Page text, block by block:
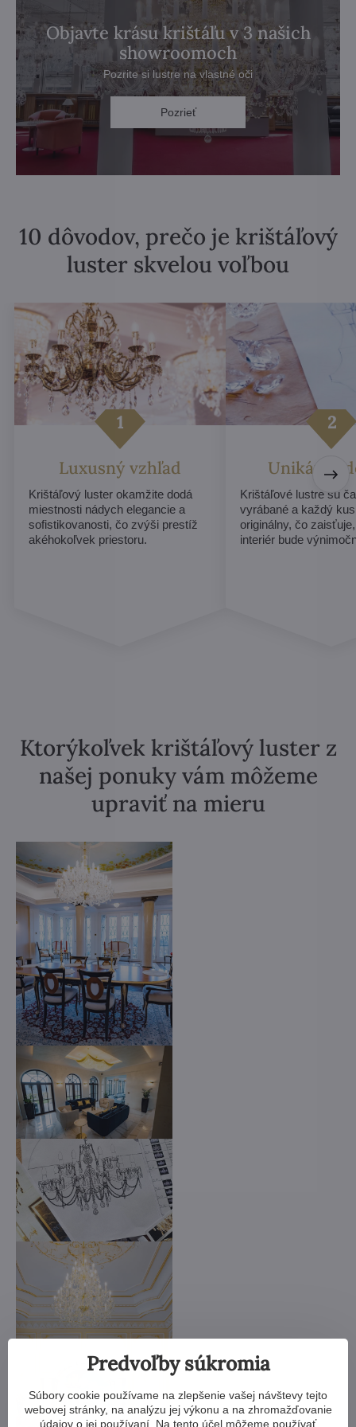
Objavte krásu krištáľu v 3 našich
showroomoch
Pozrite si lustre na vlastné oči
Pozrieť
10 dôvodov, prečo je krištáľový
luster skvelou voľbou
Luxusný vzhľad
Krištáľový luster okamžite dodá
miestnosti nádych elegancie a
sofistikovanosti, čo zvýši prestíž
akéhokoľvek priestoru.
Unikátny
Krištáľové lustre sú
vyrábané a každý
originálny, čo
interiér bude
Ktorýkoľvek krištáľový luster z
našej ponuky vám môžeme
upraviť na mieru
Predvoľby súkromia
Súbory cookie používame na zlepšenie vašej návštevy tejto
webovej stránky, na analýzu jej výkonu a na zhromažďovanie
údajov o jej používaní. Na tento účel môžeme používať